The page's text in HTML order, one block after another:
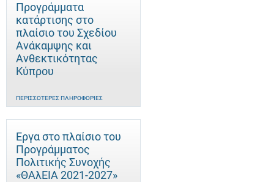
Προγράμματα
κατάρτισης στο
πλαίσιο του Σχεδίου
Ανάκαμψης και
Ανθεκτικότητας
Κύπρου
ΠΕΡΙΣΣΌΤΕΡΕΣ ΠΛΗΡΟΦΟΡΊΕΣ
Έργα στο πλαίσιο του
Προγράμματος
Πολιτικής Συνοχής
«ΘΑλΕΙΑ 2021-2027»